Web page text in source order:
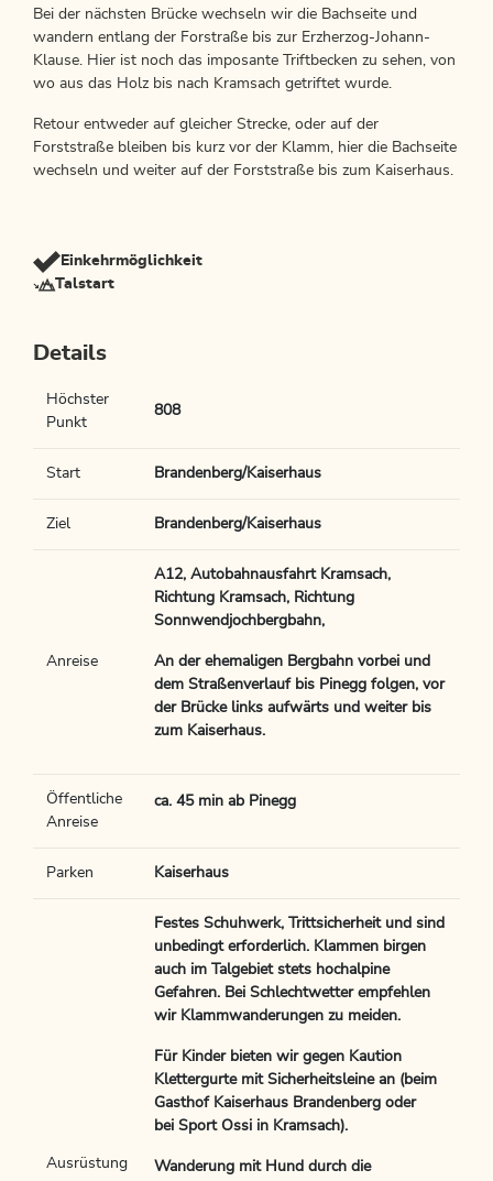
Bei der nächsten Brücke wechseln wir die Bachseite und
wandern entlang der Forstraße bis zur Erzherzog-Johann-
Klause. Hier ist noch das imposante Triftbecken zu sehen, von
wo aus das Holz bis nach Kramsach getriftet wurde.
Retour entweder auf gleicher Strecke, oder auf der
Forststraße bleiben bis kurz vor der Klamm, hier die Bachseite
wechseln und weiter auf der Forststraße bis zum Kaiserhaus.
Einkehrmöglichkeit
Talstart
Details
Höchster
Punkt
808
Start Brandenberg/Kaiserhaus
Ziel Brandenberg/Kaiserhaus
Anreise
A12, Autobahnausfahrt Kramsach,
Richtung Kramsach, Richtung
Sonnwendjochbergbahn,
An der ehemaligen Bergbahn vorbei und
dem Straßenverlauf bis Pinegg folgen, vor
der Brücke links aufwärts und weiter bis
zum Kaiserhaus.
Öffentliche
Anreise
ca. 45 min ab Pinegg
Parken Kaiserhaus
Ausrüstung
Festes Schuhwerk, Trittsicherheit und sind
unbedingt erforderlich. Klammen birgen
auch im Talgebiet stets hochalpine
Gefahren. Bei Schlechtwetter empfehlen
wir Klammwanderungen zu meiden.
Für Kinder bieten wir gegen Kaution
Klettergurte mit Sicherheitsleine an (beim
Gasthof Kaiserhaus Brandenberg oder
bei Sport Ossi in Kramsach).
Wanderung mit Hund durch die